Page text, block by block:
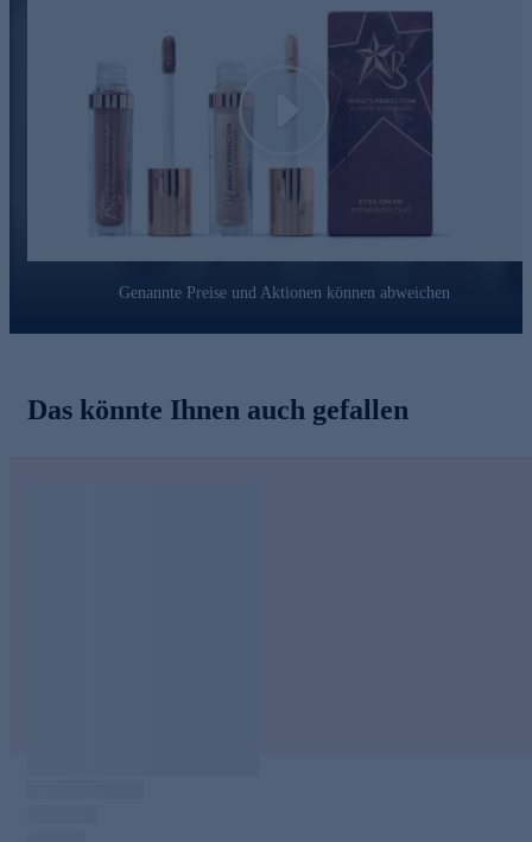
Play
Genannte Preise und Aktionen können abweichen
Das könnte Ihnen auch gefallen